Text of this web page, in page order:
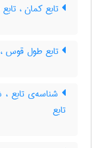
تابع کمان ،
تابع طول قوس ،
شناسه‌ی تابع ،
تابع